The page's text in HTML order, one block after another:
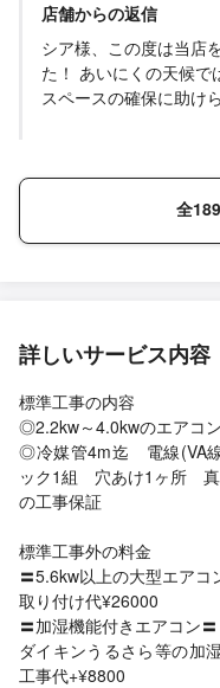
ていたのですが、今回で配管周りも
して濡れた室外機の移動
ないよう普段より大変だ
り付けの作業をしていた
リビングのエアコン購入
店舗からの返信
シア様、この度は当店
た！ あいにくの天候
スペースの確保に助け
した。 お写真付きで
うございました！
全
詳しいサービス内容
標準工事の内容
◎2.2kw～4.0kwのエアコ
◎冷媒管4m迄 電線
ック1組 穴あけ1ヶ所
の工事保証
標準工事外の料金
〓5.6kw以上の大型エアコ
取り付け代¥26000
〓加湿機能付きエアコン〓
ダイキンうるさら等の加
工事代+¥8800